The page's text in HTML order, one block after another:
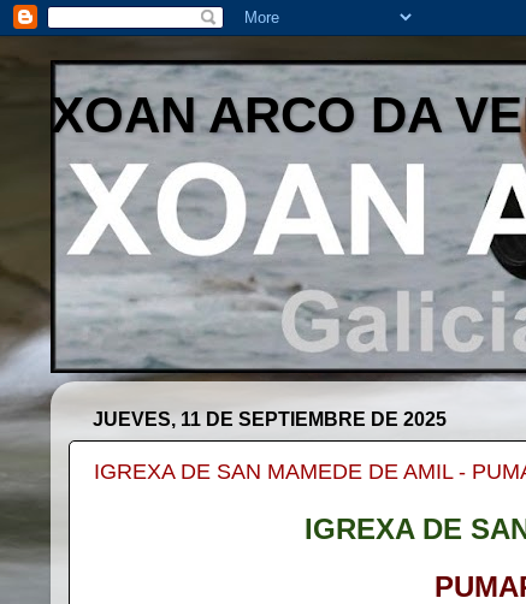
XOAN ARCO DA
JUEVES, 11 DE SEPTIEMBRE DE 2025
IGREXA DE SAN MAMEDE DE AMIL -
IGREXA DE